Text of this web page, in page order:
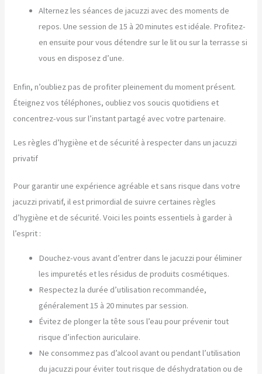
Alternez les séances de jacuzzi avec des moments de
repos. Une session de 15 à 20 minutes est idéale. Profitez-
en ensuite pour vous détendre sur le lit ou sur la terrasse si
vous en disposez d’une.
Enfin, n’oubliez pas de profiter pleinement du moment présent.
Éteignez vos téléphones, oubliez vos soucis quotidiens et
concentrez-vous sur l’instant partagé avec votre partenaire.
Les règles d’hygiène et de sécurité à respecter dans un jacuzzi
privatif
Pour garantir une expérience agréable et sans risque dans votre
jacuzzi privatif, il est primordial de suivre certaines règles
d’hygiène et de sécurité. Voici les points essentiels à garder à
l’esprit :
Douchez-vous avant d’entrer dans le jacuzzi pour éliminer
les impuretés et les résidus de produits cosmétiques.
Respectez la durée d’utilisation recommandée,
généralement 15 à 20 minutes par session.
Évitez de plonger la tête sous l’eau pour prévenir tout
risque d’infection auriculaire.
Ne consommez pas d’alcool avant ou pendant l’utilisation
du jacuzzi pour éviter tout risque de déshydratation ou de